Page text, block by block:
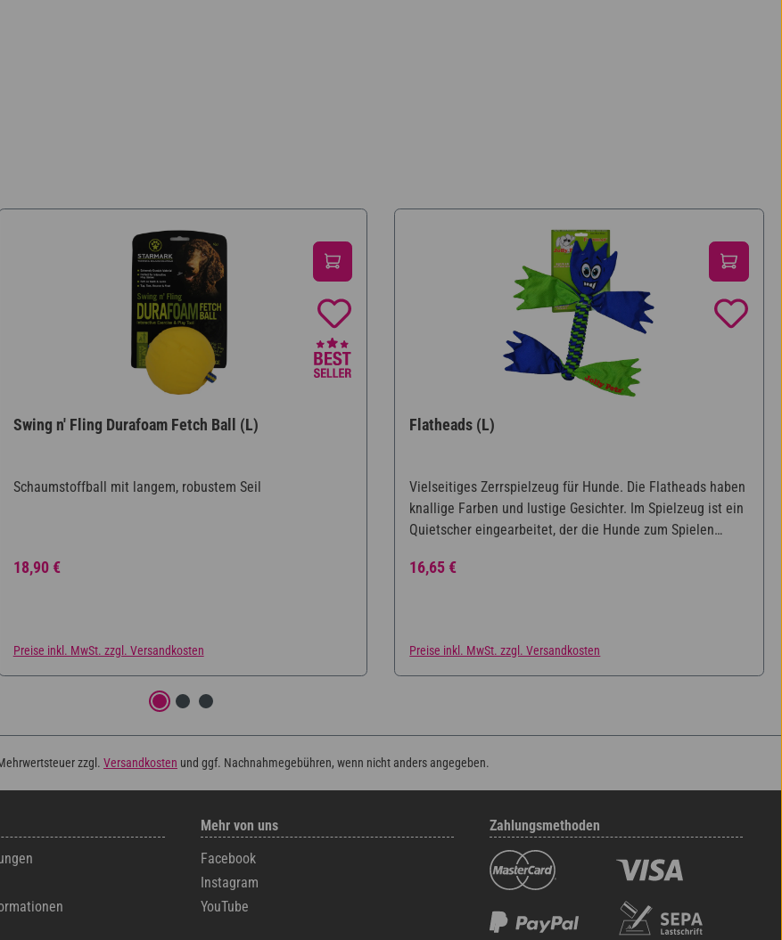
Swing n' Fling Durafoam Fetch Ball (L)
Schaumstoffball mit langem, robustem Seil
Regulärer Preis:
18,90 €
Preise inkl. MwSt. zzgl. Versandkosten
Flatheads (L)
Vielseitiges Zerrspielzeug für Hunde. Die Flatheads haben
knallige Farben und lustige Gesichter. Im Spielzeug ist ein
Quietscher eingearbeitet, der die Hunde zum Spielen
Zahnreinigung bei.
Regulärer Preis:
16,65 €
Preise inkl. MwSt. zzgl. Versandkosten
zzgl. Versandkosten und ggf. Nachnahmegebühren, wenn nicht anders angegeben.
Mehr von uns
Facebook
Instagram
YouTube
Zahlungsmethoden